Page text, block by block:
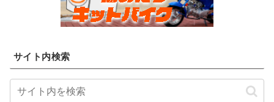
サイト内検索